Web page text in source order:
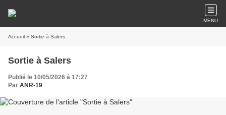
MENU
Accueil » Sortie à Salers
Sortie à Salers
Publié le 10/05/2026 à 17:27
Par ANR-19